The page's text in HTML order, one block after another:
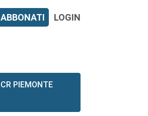
ABBONATI LOGIN
CR PIEMONTE